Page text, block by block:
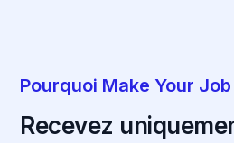
Pourquoi Make Your Job
Recevez